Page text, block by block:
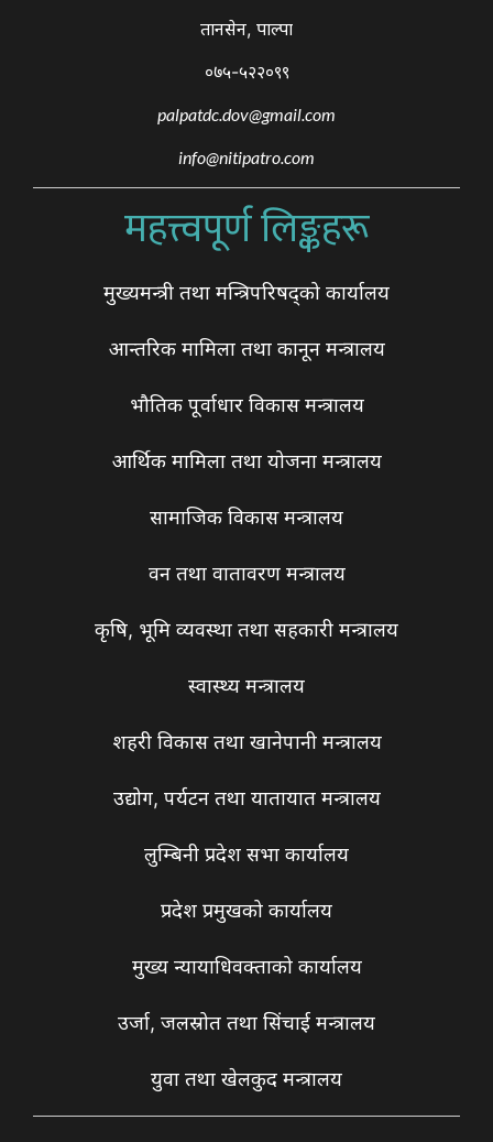
तानसेन, पाल्पा
०७५-५२२०९९
palpatdc.dov@gmail.com
info@nitipatro.com
महत्त्वपूर्ण लिङ्कहरू
मुख्यमन्त्री तथा मन्त्रिपरिषद्को कार्यालय
आन्तरिक मामिला तथा कानून मन्त्रालय
भौतिक पूर्वाधार विकास मन्त्रालय
आर्थिक मामिला तथा योजना मन्त्रालय
सामाजिक विकास मन्त्रालय
वन तथा वातावरण मन्त्रालय
कृषि, भूमि व्यवस्था तथा सहकारी मन्त्रालय
स्वास्थ्य मन्त्रालय
शहरी विकास तथा खानेपानी मन्त्रालय
उद्योग, पर्यटन तथा यातायात मन्त्रालय
लुम्बिनी प्रदेश सभा कार्यालय
प्रदेश प्रमुखको कार्यालय
मुख्य न्यायाधिवक्ताको कार्यालय
उर्जा, जलस्रोत तथा सिंचाई मन्त्रालय
युवा तथा खेलकुद मन्त्रालय